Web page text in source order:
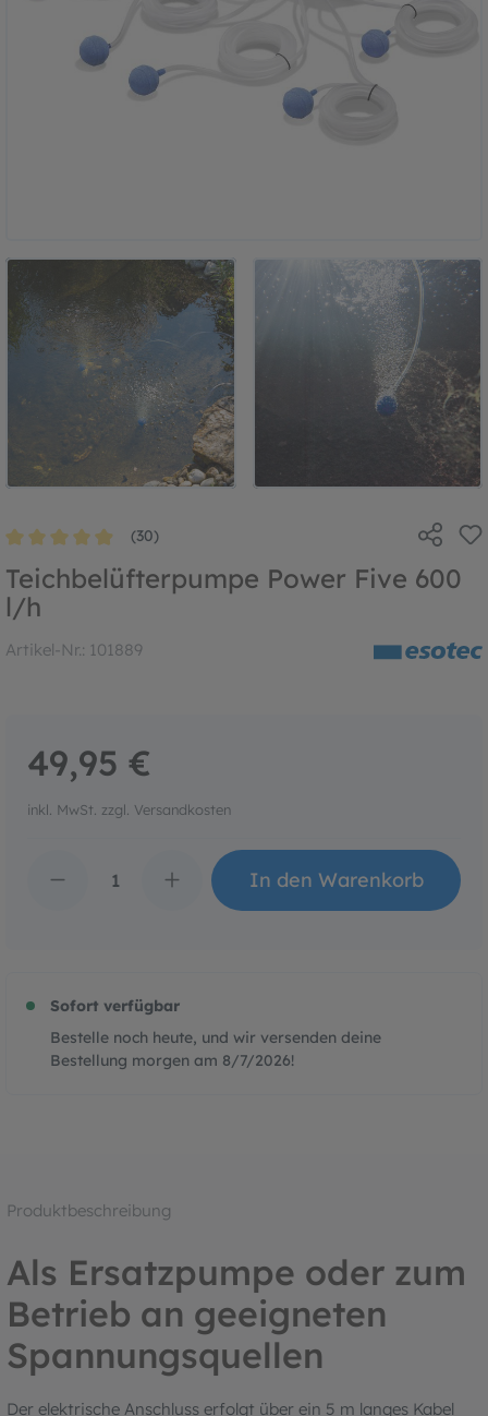
(30)
Teichbelüfterpumpe Power Five 600
l/h
Artikel-Nr.: 101889
49,95 €
inkl. MwSt. zzgl. Versandkosten
Produkt Anzahl: Gib
In den Warenkorb
Sofort verfügbar
Bestelle noch heute, und wir versenden deine
Bestellung morgen am 8/7/2026!
Produktbeschreibung
Als Ersatzpumpe oder zum
Betrieb an geeigneten
Spannungsquellen
Der elektrische Anschluss erfolgt über ein 5 m langes Kabel